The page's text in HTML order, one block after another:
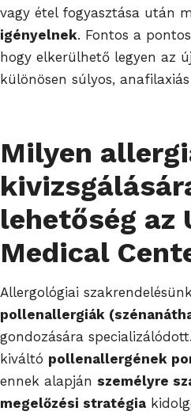
vagy étel fogyasztása után
igényelnek. Fontos a
hogy elkerülhető legyen az
különösen súlyos,
Milyen
lehetőség az
Medical
Allergológiai szakrendelésünk
pollenallergiák
gondozására
kiváltó pollenallergének
ennek alapján személyre
megelőzési stratégia